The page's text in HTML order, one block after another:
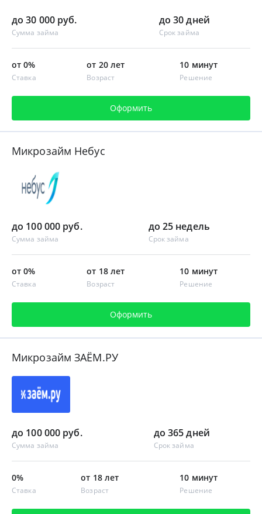
до 30 000 руб.
Сумма займа
до 30 дней
Срок займа
от 0%
Ставка
от 20 лет
Возраст
10 минут
Решение
Оформить
Микрозайм Небус
до 100 000 руб.
Сумма займа
до 25 недель
Срок займа
от 0%
Ставка
от 18 лет
Возраст
10 минут
Решение
Оформить
Микрозайм ЗАЁМ.РУ
до 100 000 руб.
Сумма займа
до 365 дней
Срок займа
0%
Ставка
от 18 лет
Возраст
10 минут
Решение